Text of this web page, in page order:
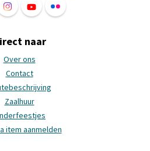
ons op Facebook Het Groene Huis
Volg ons op Instagram Het Groene
Volg ons op YouTube Het
Volg ons op Flickr Het
naar
Over ons
Contact
Zaalhuur
item aanmelden